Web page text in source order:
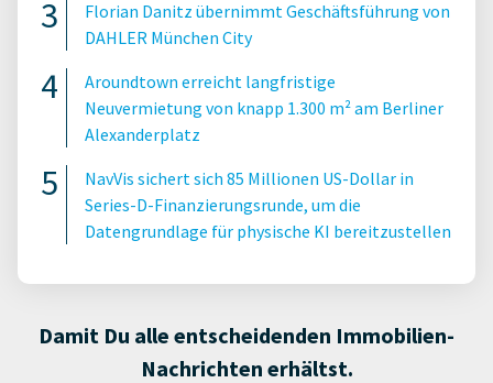
Florian Danitz übernimmt Geschäftsführung von
DAHLER München City
Aroundtown erreicht langfristige
Neuvermietung von knapp 1.300 m² am Berliner
Alexanderplatz
NavVis sichert sich 85 Millionen US-Dollar in
Series-D-Finanzierungsrunde, um die
Datengrundlage für physische KI bereitzustellen
Damit Du alle entscheidenden Immobilien-
Nachrichten erhältst.